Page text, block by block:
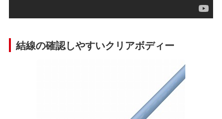
結線の確認しやすいクリアボディー